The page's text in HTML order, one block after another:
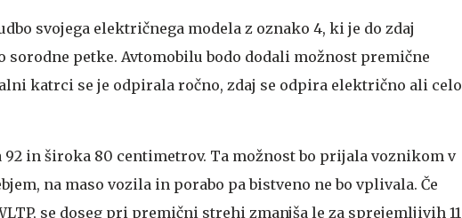
svojega električnega modela z oznako 4, ki je do zdaj
sorodne petke. Avtomobilu bodo dodali možnost premične
katrci se je odpirala ročno, zdaj se odpira električno ali celo
in široka 80 centimetrov. Ta možnost bo prijala voznikom v
na maso vozila in porabo pa bistveno ne bo vplivala. Če
se doseg pri premični strehi zmanjša le za sprejemljivih 11